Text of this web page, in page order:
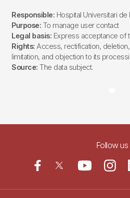
Responsible: Hospital Universitari de
Purpose: To manage user contact
Legal basis: Express acceptance of
Rights: Access, rectification,
limitation, and objection to its
Source: The data subject.
Follow us